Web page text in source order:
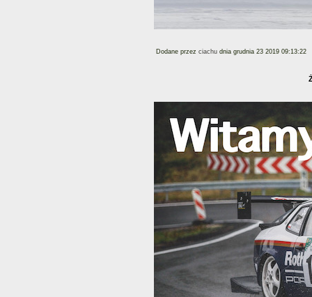
Dodane przez ciachu dnia grudnia 23 2019 09:13:22